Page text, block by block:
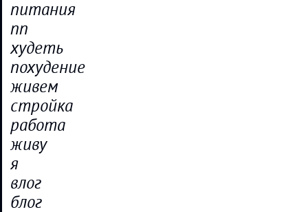
питания
пп
худеть
похудение
живем
стройка
работа
живу
я
влог
блог